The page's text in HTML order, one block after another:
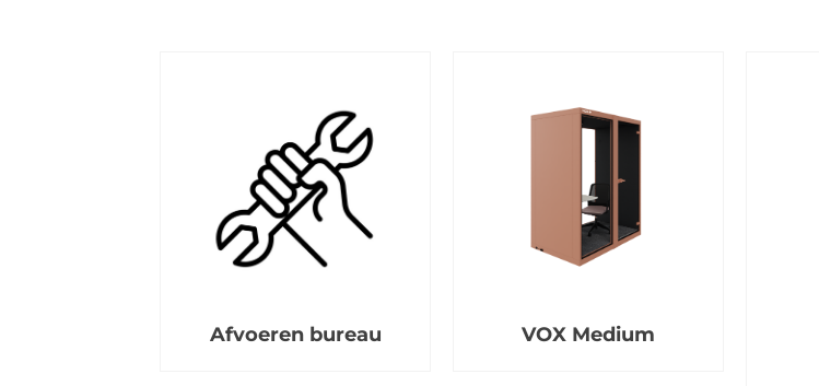
Afvoeren bureau VOX Medium